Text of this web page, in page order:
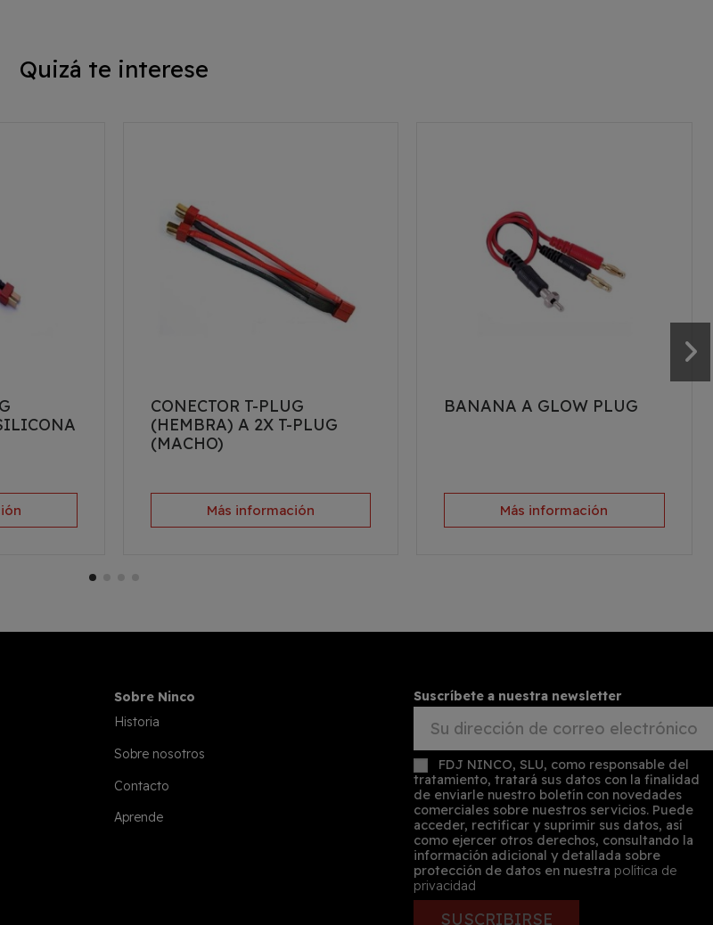
Quizá te interese
CONECTOR T-PLUG
(HEMBRA) A 2X T-PLUG
(MACHO)
Más información
BANANA A GLOW PLUG
Más información
Sobre Ninco
Historia
Sobre nosotros
Contacto
Aprende
Suscríbete a nuestra newsletter
FDJ NINCO, SLU, como responsable del
tratamiento, tratará sus datos con la finalidad
de enviarle nuestro boletín con novedades
comerciales sobre nuestros servicios. Puede
acceder, rectificar y suprimir sus datos, así
como ejercer otros derechos, consultando la
información adicional y detallada sobre
protección de datos en nuestra política de
privacidad
SUSCRIBIRSE